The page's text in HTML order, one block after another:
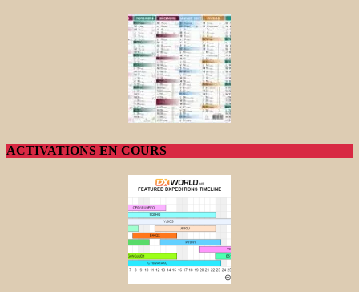
ACTIVATIONS EN COURS